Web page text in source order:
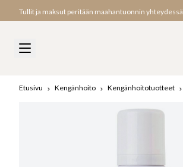
Tullit ja maksut peritään maahantuonnin yhteydessä
Etusivu Kengänhoito Kengänhoitotuotteet